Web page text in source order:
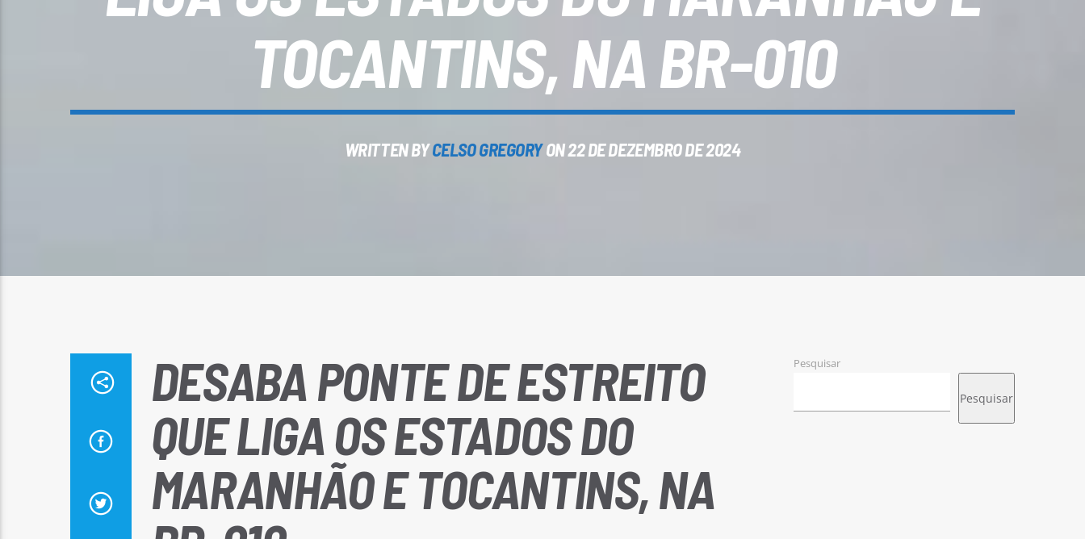
TOCANTINS, NA BR-010
WRITTEN BYCELSO GREGORYON 22 DE DEZEMBRO DE 2024
DESABA PONTE DE ESTREITO
QUE LIGA OS ESTADOS DO
MARANHÃO E TOCANTINS, NA
Pesquisar
Pesquisar